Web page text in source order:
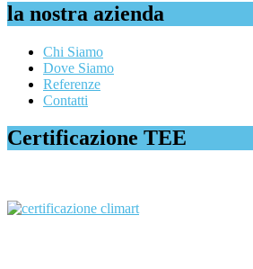
la nostra azienda
Chi Siamo
Dove Siamo
Referenze
Contatti
Certificazione TEE